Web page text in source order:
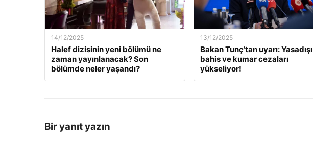
14/12/2025
Halef dizisinin yeni bölümü ne
zaman yayınlanacak? Son
bölümde neler yaşandı?
13/12/2025
Bakan Tunç’tan uyarı: Yasadışı
bahis ve kumar cezaları
yükseliyor!
Bir yanıt yazın